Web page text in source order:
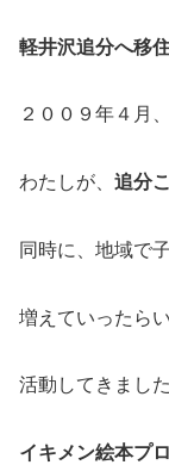
軽井沢追分へ移
２００９年４月
わたしが、 追分
同時に、地域で
増えていったら
活動してきました
イキメン絵本プ